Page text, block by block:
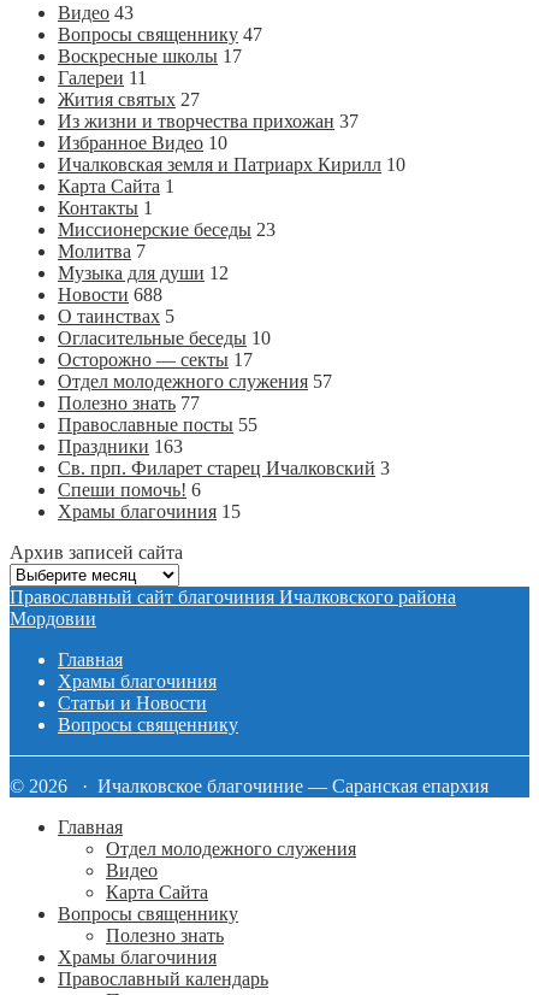
Видео 43
Вопросы священнику 47
Воскресные школы 17
Галереи 11
Жития святых 27
Из жизни и творчества прихожан 37
Избранное Видео 10
Ичалковская земля и Патриарх Кирилл 10
Карта Сайта 1
Контакты 1
Миссионерские беседы 23
Молитва 7
Музыка для души 12
Новости 688
О таинствах 5
Огласительные беседы 10
Осторожно — секты 17
Отдел молодежного служения 57
Полезно знать 77
Православные посты 55
Праздники 163
Св. прп. Филарет старец Ичалковский 3
Спеши помочь! 6
Храмы благочиния 15
Архив записей сайта
Архив
записей
сайта
Православный сайт благочиния Ичалковского района
Мордовии
Главная
Храмы благочиния
Статьи и Новости
Вопросы священнику
© 2026 · Ичалковское благочиние — Саранская епархия
Главная
Отдел молодежного служения
Видео
Карта Сайта
Вопросы священнику
Полезно знать
Храмы благочиния
Православный календарь